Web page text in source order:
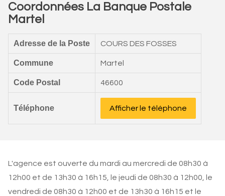
Coordonnées La Banque Postale
Martel
Adresse de la Poste COURS DES FOSSES
Commune Martel
Code Postal 46600
Téléphone Afficher le téléphone
L'agence est ouverte du mardi au mercredi de 08h30 à
12h00 et de 13h30 à 16h15, le jeudi de 08h30 à 12h00, le
vendredi de 08h30 à 12h00 et de 13h30 à 16h15 et le